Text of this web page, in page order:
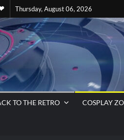
Thursday, August 06, 2026
Quienes
somos
Staff
GNOVA
TO THE RETRO COSPLAY